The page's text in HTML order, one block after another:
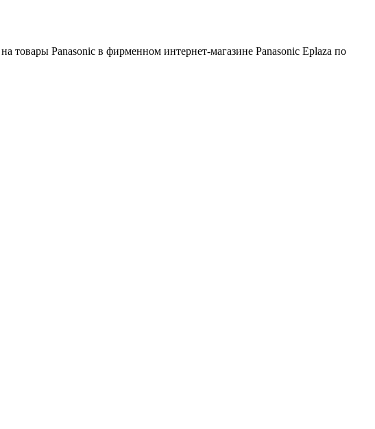
товары Panasonic в фирменном интернет-магазине Panasonic Eplaza по